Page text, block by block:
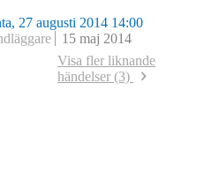
27 augusti 2014 14:00
15 maj 2014
Visa fler liknande
händelser (3)